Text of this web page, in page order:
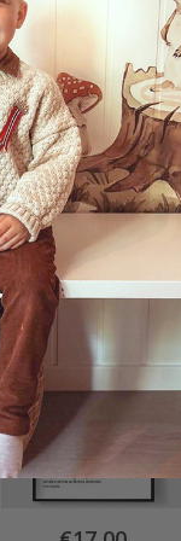
Special
€9,00
Special